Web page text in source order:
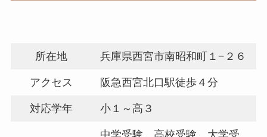
所在地 兵庫県西宮市南昭和町１−２６
アクセス 阪急西宮北口駅徒歩４分
対応学年 小１～高３
中学受験、高校受験、大学受